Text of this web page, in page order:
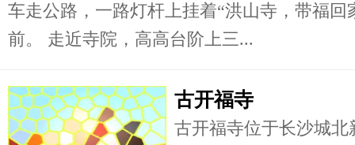
车走公路，一路灯杆上挂着“洪山寺，带福回
前。 走近寺院，高高台阶上三...
古开福寺
古开福寺位于长沙城